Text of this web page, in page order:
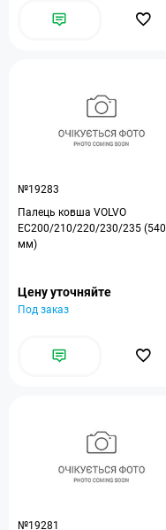
№19283
Палець ковша VOLVO
EC200/210/220/230/235 (540
мм)
Цену уточняйте
Под заказ
№19281